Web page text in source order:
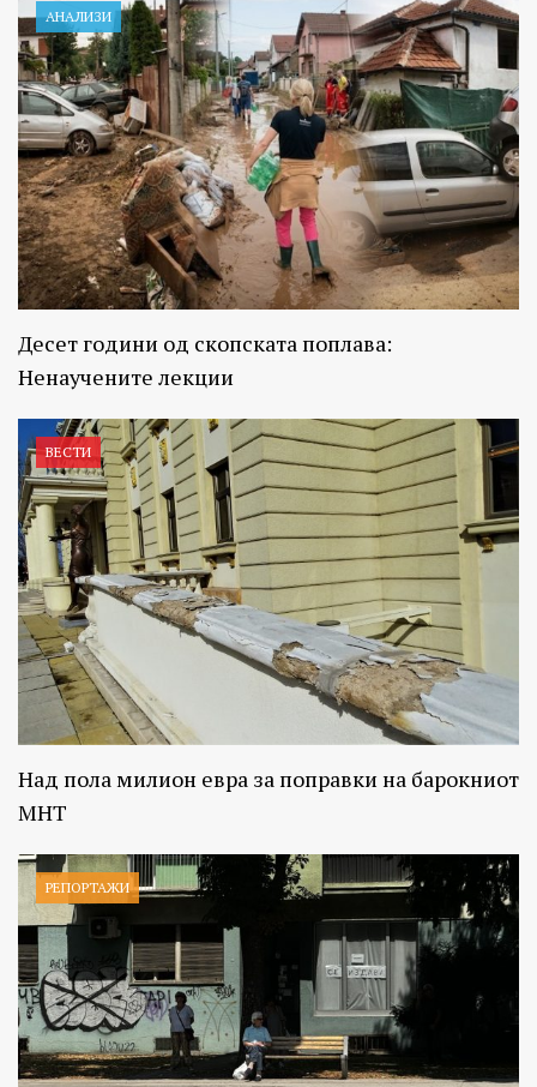
АНАЛИЗИ
Десет години од скопската поплава:
Ненаучените лекции
ВЕСТИ
Над пола милион евра за поправки на барокниот
МНТ
РЕПОРТАЖИ